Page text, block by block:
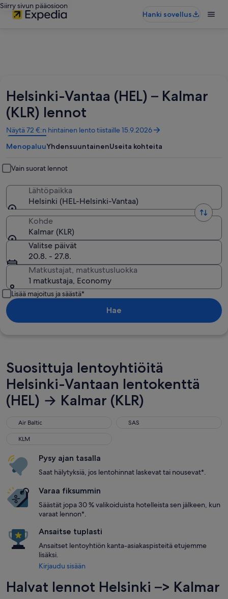
Siirry sivun pääosioon
Hanki sovellus
Helsinki-Vantaa (HEL) – Kalmar
(KLR) lennot
Näytä 72 €:n hintainen lento tiistaille 15.9.2026
Avautuu
uuteen
ikkunaan
MenopaluuYhdensuuntainenUseita kohteita
Vain suorat lennot
Lähtöpaikka
Helsinki (HEL-Helsinki-Vantaa)
Kohde
Kalmar (KLR)
Valitse päivät
20.8. - 27.8.
Matkustajat, matkustusluokka
1 matkustaja, Economy
Lisää majoitus ja säästä*
Hae
Suosittuja lentoyhtiöitä
Helsinki-Vantaan lentokenttä
(HEL) → Kalmar (KLR)
Air Baltic
Air Baltic SAS
SAS
KLM
KLM
Pysy ajan tasalla
Saat hälytyksiä, jos lentohinnat laskevat tai nousevat*.
Varaa fiksummin
Säästät jopa 30 % valikoiduista hotelleista sen jälkeen, kun
varaat lennon*.
Ansaitse tuplasti
Ansaitset lentoyhtiön kanta-asiakaspisteitä etujemme
lisäksi.
Kirjaudu sisään
Halvat lennot Helsinki –> Kalmar